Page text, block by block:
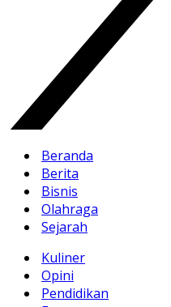
Beranda
Berita
Bisnis
Olahraga
Sejarah
Kuliner
Opini
Pendidikan